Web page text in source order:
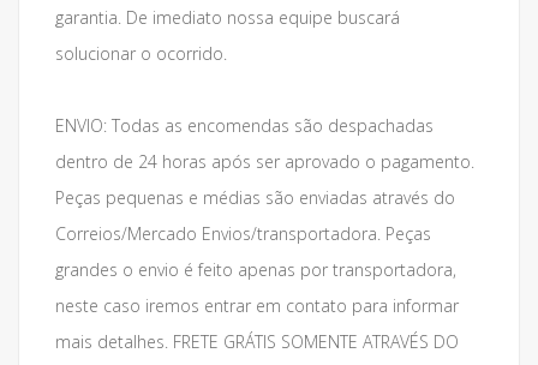
garantia. De imediato nossa equipe buscará
solucionar o ocorrido.
ENVIO: Todas as encomendas são despachadas
dentro de 24 horas após ser aprovado o pagamento.
Peças pequenas e médias são enviadas através do
Correios/Mercado Envios/transportadora. Peças
grandes o envio é feito apenas por transportadora,
neste caso iremos entrar em contato para informar
mais detalhes. FRETE GRÁTIS SOMENTE ATRAVÉS DO